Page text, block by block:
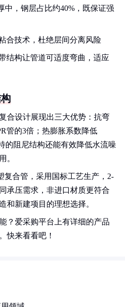
中，钢层占比约40%，既保证强
合技术，杜绝层间分离风险
结构让管道可适度弯曲，适应
合设计展现出三大优势：抗弯
管的3倍；热膨胀系数降低
的阻尼结构还能有效降低水流噪
。
复合管，采用国标工艺生产，2-
承压需求，非进口材质更符合
和新建项目的理想选择。
？爱采购平台上有详细的产品
快来看看吧！